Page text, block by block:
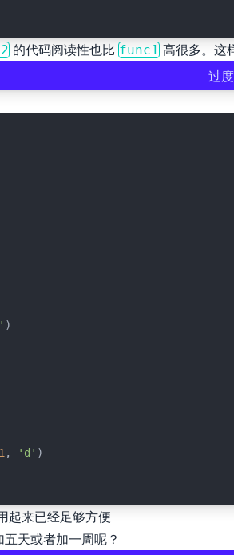
的代码阅读性也比 func1高很多。这
过
)
1 , 'd' )
起来已经足够方便
天或者加一周呢？